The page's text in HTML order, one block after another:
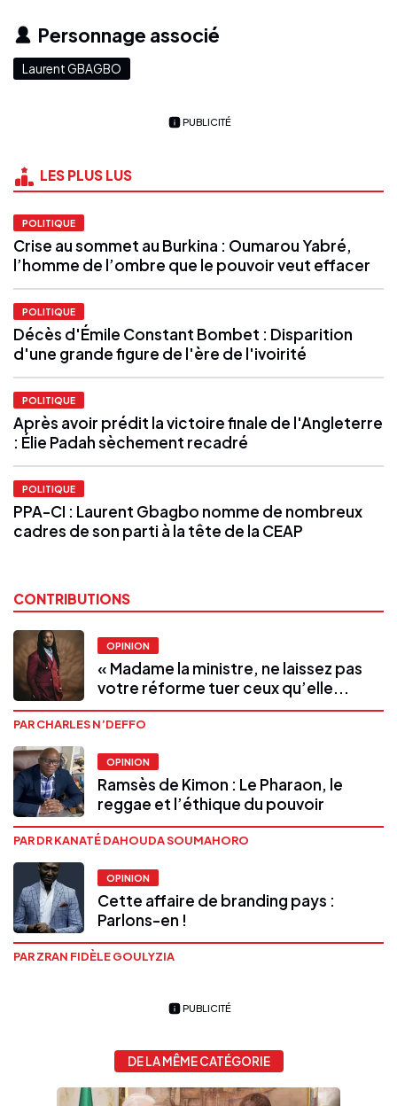
Personnage associé
Laurent GBAGBO
PUBLICITÉ
LES PLUS LUS
POLITIQUE
Crise au sommet au Burkina : Oumarou Yabré,
l’homme de l’ombre que le pouvoir veut effacer
POLITIQUE
Décès d'Émile Constant Bombet : Disparition
d'une grande figure de l'ère de l'ivoirité
POLITIQUE
Après avoir prédit la victoire finale de l'Angleterre
: Élie Padah sèchement recadré
POLITIQUE
PPA-CI : Laurent Gbagbo nomme de nombreux
cadres de son parti à la tête de la CEAP
CONTRIBUTIONS
OPINION
« Madame la ministre, ne laissez pas
votre réforme tuer ceux qu’elle...
PAR CHARLES N’DEFFO
OPINION
Ramsès de Kimon : Le Pharaon, le
reggae et l’éthique du pouvoir
PAR DR KANATÉ DAHOUDA SOUMAHORO
OPINION
Cette affaire de branding pays :
Parlons-en !
PAR ZRAN FIDÈLE GOULYZIA
PUBLICITÉ
DE LA MÊME CATÉGORIE